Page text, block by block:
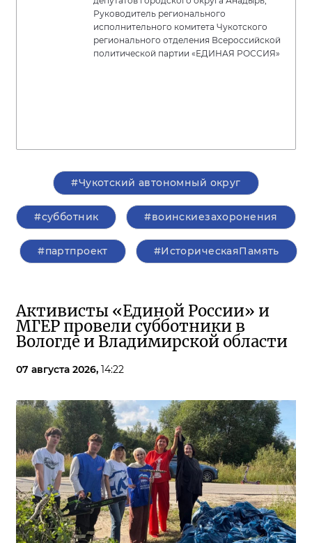
Руководитель регионального
исполнительного комитета Чукотского
регионального отделения Всероссийской
политической партии «ЕДИНАЯ РОССИЯ»
#Чукотский автономный округ
#субботник #воинскиезахоронения
#партпроект #ИсторическаяПамять
Активисты «Единой России» и
МГЕР провели субботники в
Вологде и Владимирской области
07 августа 2026, 14:22